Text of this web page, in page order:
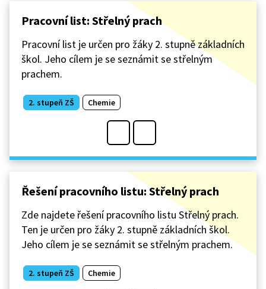
Pracovní list: Střelný prach
Pracovní list je určen pro žáky 2. stupně základních
škol. Jeho cílem je se seznámit se střelným
prachem.
2. stupeň ZŠ Chemie
Řešení pracovního listu: Střelný prach
Zde najdete řešení pracovního listu Střelný prach.
Ten je určen pro žáky 2. stupně základních škol.
Jeho cílem je se seznámit se střelným prachem.
2. stupeň ZŠ Chemie